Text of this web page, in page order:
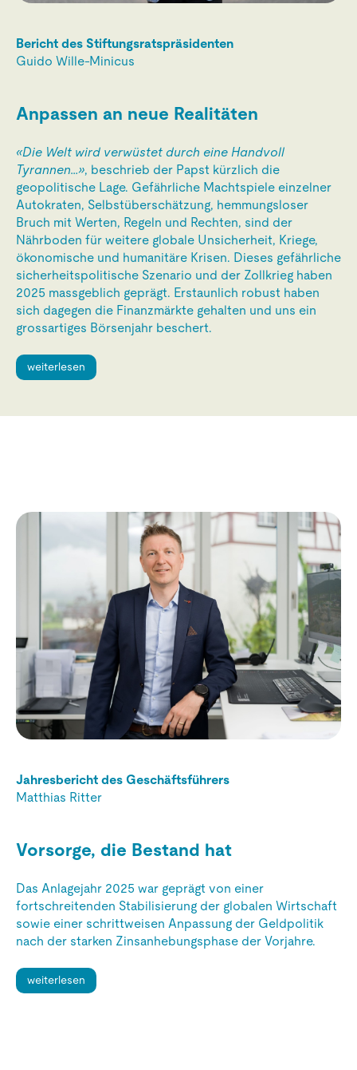
Bericht des Stiftungsratspräsidenten
Guido Wille-Minicus
Anpassen an neue Realitäten
«Die Welt wird verwüstet durch eine Handvoll
Tyrannen…», beschrieb der Papst kürzlich die
geopolitische Lage. Gefährliche Machtspiele einzelner
Autokraten, Selbstüberschätzung, hemmungsloser
Bruch mit Werten, Regeln und Rechten, sind der
Nährboden für weitere globale Unsicherheit, Kriege,
ökonomische und humanitäre Krisen. Dieses gefährliche
sicherheitspolitische Szenario und der Zollkrieg haben
2025 massgeblich geprägt. Erstaunlich robust haben
sich dagegen die Finanzmärkte gehalten und uns ein
grossartiges Börsenjahr beschert.
weiterlesen
Jahresbericht des Geschäftsführers
Matthias Ritter
Vorsorge, die Bestand hat
Das Anlagejahr 2025 war geprägt von einer
fortschreitenden Stabilisierung der globalen Wirtschaft
sowie einer schrittweisen Anpassung der Geldpolitik
nach der starken Zinsanhebungsphase der Vorjahre.
weiterlesen